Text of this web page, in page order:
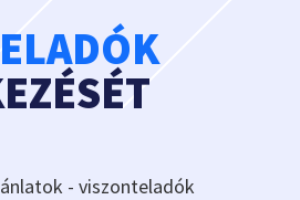
- viszonteladók